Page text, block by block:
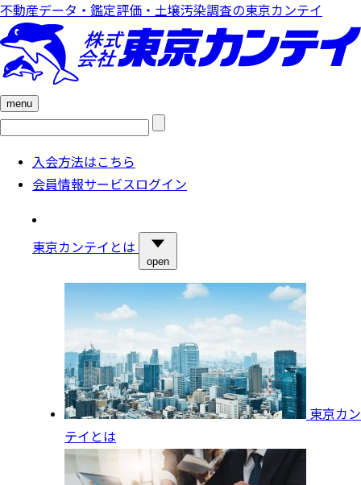
不動産データ・鑑定評価・土壌汚染調査の東京カンテイ
menu
検
入会方法はこちら
会員情報サービスログイン
東京カンテイとは
open
東京カン
テイとは